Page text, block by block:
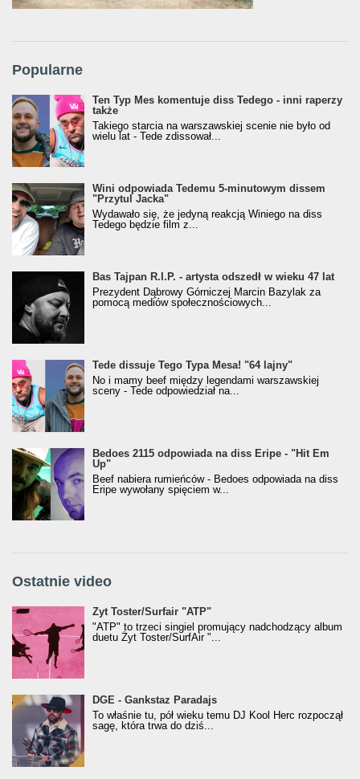
Popularne
Ten Typ Mes komentuje diss Tedego - inni raperzy
także
Takiego starcia na warszawskiej scenie nie było od
wielu lat - Tede zdissował...
Wini odpowiada Tedemu 5-minutowym dissem
"Przytul Jacka"
Wydawało się, że jedyną reakcją Winiego na diss
Tedego będzie film z...
Bas Tajpan R.I.P. - artysta odszedł w wieku 47 lat
Prezydent Dąbrowy Górniczej Marcin Bazylak za
pomocą mediów społecznościowych...
Tede dissuje Tego Typa Mesa! "64 lajny"
No i mamy beef między legendami warszawskiej
sceny - Tede odpowiedział na...
Bedoes 2115 odpowiada na diss Eripe - "Hit Em
Up"
Beef nabiera rumieńców - Bedoes odpowiada na diss
Eripe wywołany spięciem w...
Ostatnie video
Żyt Toster/SurfAir - ATP VIDEO
Żyt Toster/Surfair "ATP"
"ATP" to trzeci singiel promujący nadchodzący album
duetu Żyt Toster/SurfAir "...
donGURALesko z nagrodą za
Klasyczny/Trueschoolowy Album Roku
(Popkillery 2023)
DGE - Gankstaz Paradajs
To właśnie tu, pół wieku temu DJ Kool Herc rozpoczął
sagę, która trwa do dziś...